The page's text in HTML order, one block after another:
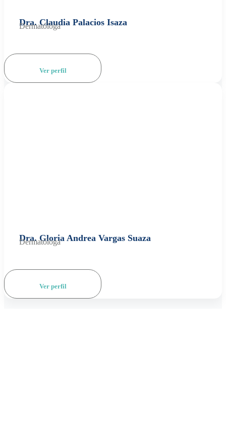
Dra. Claudia Palacios Isaza
Dermatóloga
Ver perfil
Dra. Gloria Andrea Vargas Suaza
Dermatóloga
Ver perfil